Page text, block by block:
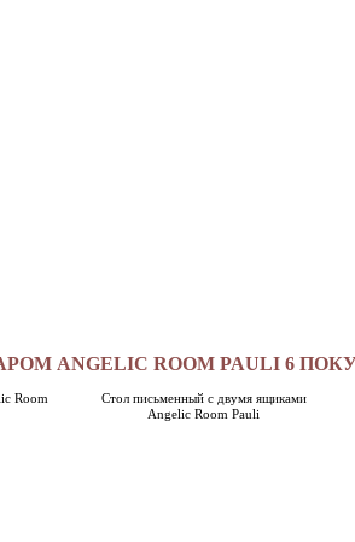
ANGELIC ROOM PAULI 6
Room
Стол письменный с двумя ящиками
Angelic Room Pauli